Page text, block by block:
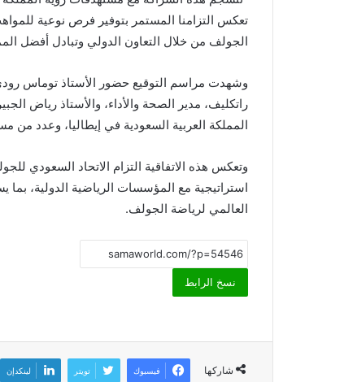
تعكس التزامنا المستمر بتوفير فرص نوعية
الجولف من خلال التعاون الدولي وتبادل أفضل
راتكليف، مدير الصحة والأداء، والأستاذ رياض
المملكة العربية السعودية في إيطاليا، وعدد من
وتعكس هذه الاتفاقية التزام الاتحاد السعودي
استراتيجية مع المؤسسات الرياضية الدولية،
العالمي لرياضة الجولف.
نسخ الرابط
شاركها فيسبوك تويتر لينكدإن